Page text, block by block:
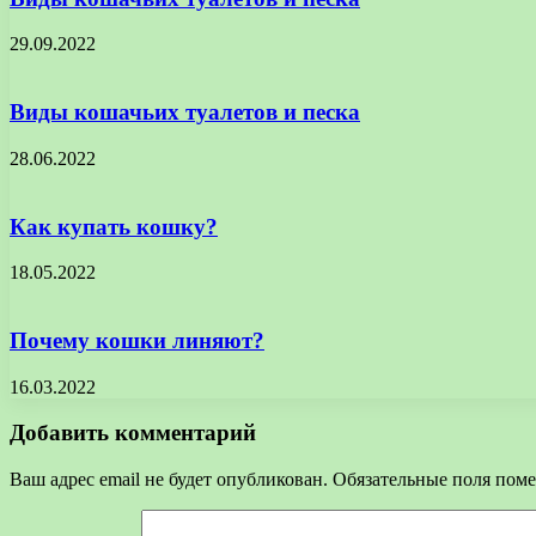
29.09.2022
Виды кошачьих туалетов и песка
28.06.2022
Как купать кошку?
18.05.2022
Почему кошки линяют?
16.03.2022
Добавить комментарий
Ваш адрес email не будет опубликован. Обязательные поля